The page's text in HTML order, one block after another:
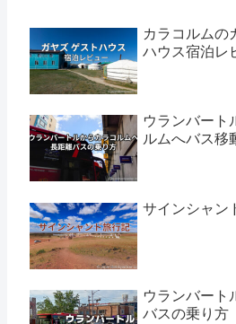
カラコルムの
ハウス宿泊レ
ウランバート
ルムへバス移
サインシャン
ウランバート
バスの乗り方